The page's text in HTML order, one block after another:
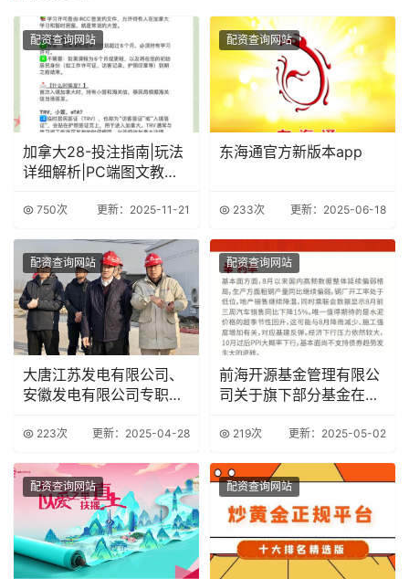
配资查询网站
加拿大28-投注指南|玩法
详细解析|PC端图文教程|
750次 更新：2025-11-21
配资查询网站
东海通官方新版本app
233次 更新：2025-06-18
配资查询网站
大唐江苏发电有限公司、
安徽发电有限公司专职董
223次 更新：2025-04-28
配资查询网站
前海开源基金管理有限公
司关于旗下部分基金在东
219次 更新：2025-05-02
配资查询网站 配资查询网站